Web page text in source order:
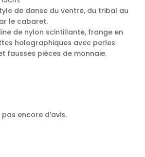
de danse du ventre, du tribal au
le cabaret.
de nylon scintillante, frange en
holographiques avec perles
fausses pièces de monnaie.
pas encore d’avis.